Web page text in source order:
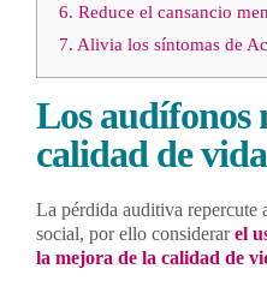
6. Reduce el cansancio
7. Alivia los síntomas de
Los audífonos
calidad de vida
La pérdida auditiva
social, por ello considerarel
la mejora de la calidad de